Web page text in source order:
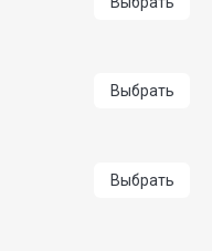
Выбрать
Выбрать